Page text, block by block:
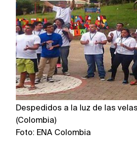
Despedidos a la luz de las
(Colombia)
Foto: ENA Colombia